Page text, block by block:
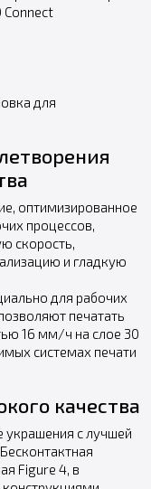
Connect
для
оптимизированное
процессов,
скорость,
и гладкую
для рабочих
печатать
16 мм/ч на слое 30
системах печати
качества
с лучшей
Figure 4, в